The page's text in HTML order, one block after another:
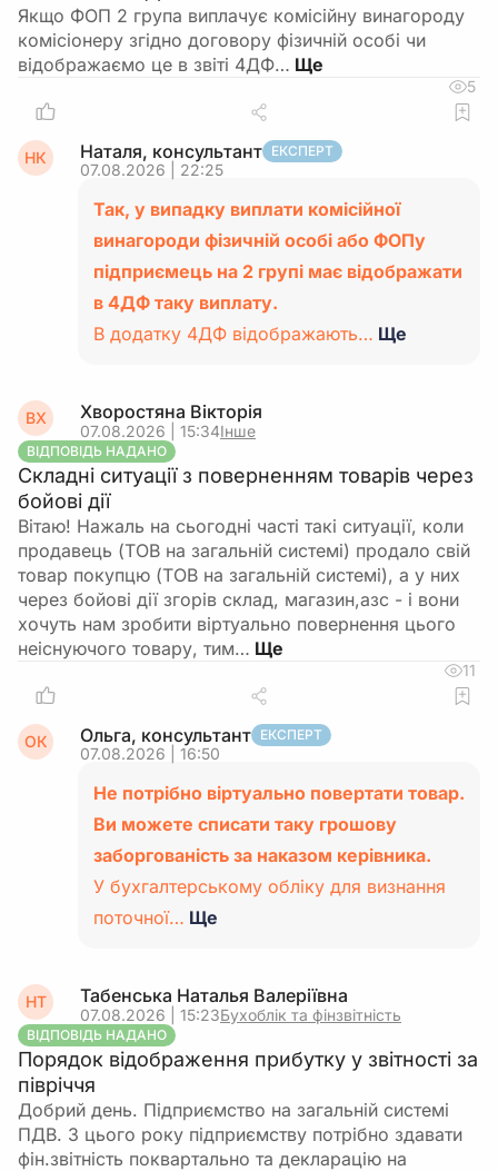
Якщо ФОП 2 група виплачує комісійну винагороду
комісіонеру згідно договору фізичній особі чи
відображаємо це в звіті 4ДФ…
5
НК Наталя, консультант ЕКСПЕРТ
07.08.2026 | 22:25
Так, у випадку виплати комісійної
винагороди фізичній особі або ФОПу
підприємець на 2 групі має відображати
в 4ДФ таку виплату.
В додатку 4ДФ відображають… Ще
ВХ Хворостяна Вікторія
07.08.2026 | 15:34Інше
ВІДПОВІДЬ НАДАНО
Складні ситуації з поверненням товарів через
бойові дії
Вітаю! Нажаль на сьогодні часті такі ситуації, коли
продавець (ТОВ на загальній системі) продало свій
товар покупцю (ТОВ на загальній системі), а у них
через бойові дії згорів склад, магазин,азс - і вони
хочуть нам зробити віртуально повернення цього
неіснуючого товару, тим…
11
ОК Ольга, консультант ЕКСПЕРТ
07.08.2026 | 16:50
Не потрібно віртуально повертати товар.
Ви можете списати таку грошову
заборгованість за наказом керівника.
У бухгалтерському обліку для визнання
поточної… Ще
НТ Табенська Наталья Валеріївна
07.08.2026 | 15:23Бухоблік та фінзвітність
ВІДПОВІДЬ НАДАНО
Порядок відображення прибутку у звітності за
півріччя
Добрий день. Підприємство на загальній системі
ПДВ. З цього року підприємству потрібно здавати
фін.звітність поквартально та декларацію на